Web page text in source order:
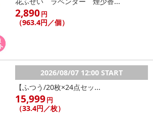
2,890円
（963.4円／個）
2026/08/07 12:00 START
【ふつう/20枚×24点セッ...
15,999円
（33.4円／枚）